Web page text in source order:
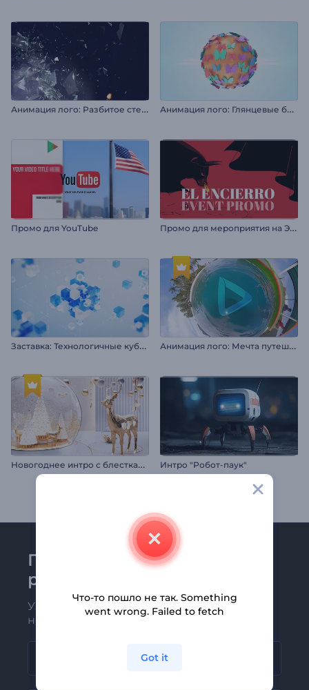
А
нимация лого: Разбитое стекло А
нимация лого: Глянцевые бабочки
Промо для YouTube П
ромо для мероприятия на Эль Энсьерро
З
аставка: Технологичные кубы из стекла А
нимация лого: Мечта путешественника
Н
овогоднее интро с блестками Интро "Робот-паук"
Присоединяйтесь к
рассылке Renderforest
Узнавайте о последних новостях и
новых предложениях первыми
Что-то пошло не так. Something
went wrong. Failed to fetch
Got it